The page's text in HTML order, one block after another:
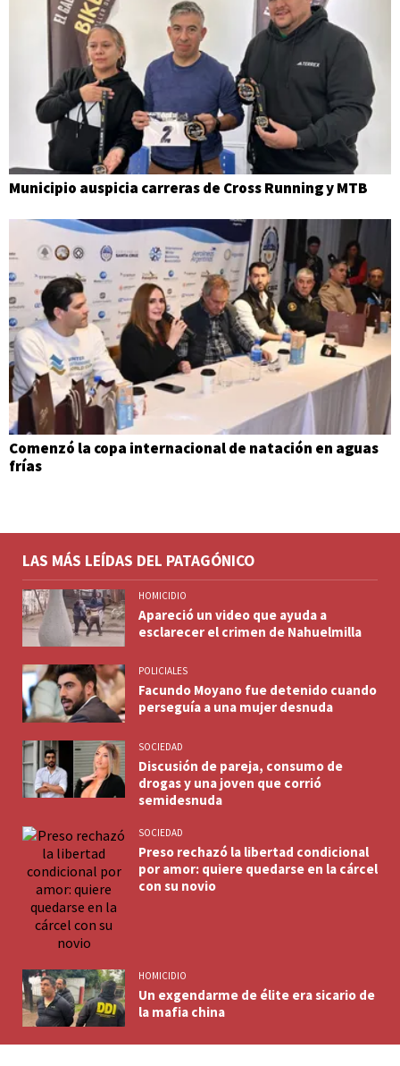
Municipio auspicia carreras de Cross Running y MTB
Comenzó la copa internacional de natación en aguas
frías
LAS MÁS LEÍDAS DEL PATAGÓNICO
HOMICIDIO
Apareció un video que ayuda a
esclarecer el crimen de Nahuelmilla
POLICIALES
Facundo Moyano fue detenido cuando
perseguía a una mujer desnuda
SOCIEDAD
Discusión de pareja, consumo de
drogas y una joven que corrió
semidesnuda
SOCIEDAD
Preso rechazó la libertad condicional
por amor: quiere quedarse en la cárcel
con su novio
HOMICIDIO
Un exgendarme de élite era sicario de
la mafia china